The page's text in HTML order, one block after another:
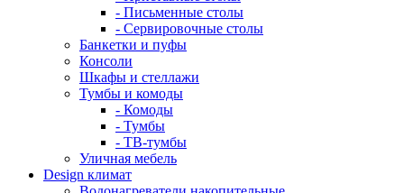
- Письменные столы
- Сервировочные столы
Банкетки и пуфы
Консоли
Шкафы и стеллажи
Тумбы и комоды
- Комоды
- Тумбы
- ТВ-тумбы
Уличная мебель
Design климат